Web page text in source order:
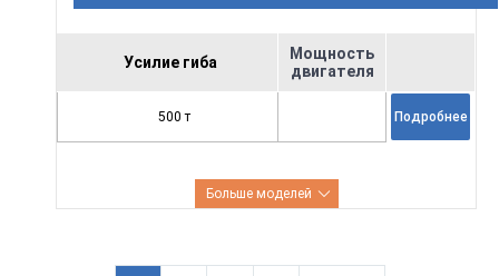
Усилие гиба
Мощность
двигателя
500 т Подробнее
Больше моделей